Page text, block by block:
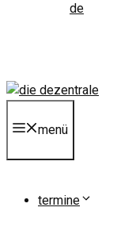
de
menü
termine